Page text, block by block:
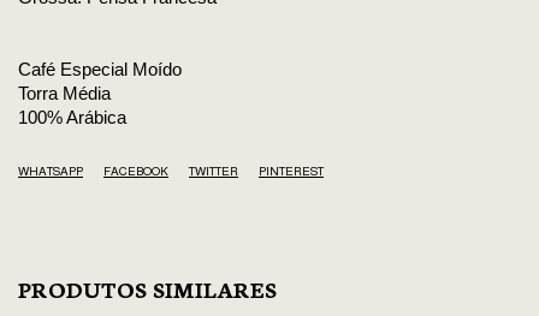
Café Especial Moído
Torra Média
100% Arábica
WHATSAPP FACEBOOK TWITTER PINTEREST
PRODUTOS SIMILARES